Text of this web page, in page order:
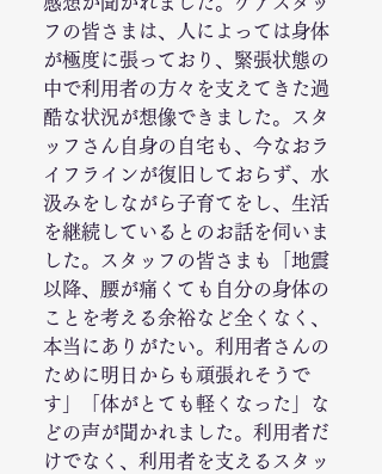
フの皆さまは、人によっては身体
が極度に張っており、緊張状態の
中で利用者の方々を支えてきた過
酷な状況が想像できました。スタ
ッフさん自身の自宅も、今なおラ
イフラインが復旧しておらず、水
汲みをしながら子育てをし、生活
を継続しているとのお話を伺いま
した。スタッフの皆さまも「地震
以降、腰が痛くても自分の身体の
ことを考える余裕など全くなく、
本当にありがたい。利用者さんの
ために明日からも頑張れそうで
す」「体がとても軽くなった」な
どの声が聞かれました。利用者だ
けでなく、利用者を支えるスタッ